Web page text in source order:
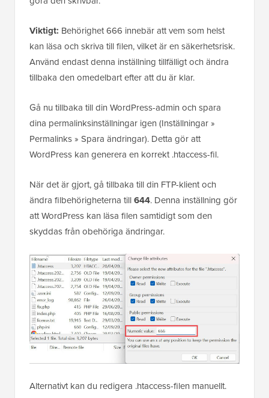
Viktigt: Behörighet 666 innebär att vem som helst
kan läsa och skriva till filen, vilket är en säkerhetsrisk.
Använd endast denna inställning tillfälligt och ändra
tillbaka den omedelbart efter att du är klar.
Gå nu tillbaka till din WordPress-admin och spara
dina permalinksinställningar igen (Inställningar »
Permalinks » Spara ändringar). Detta gör att
WordPress kan generera en korrekt .htaccess-fil.
När det är gjort, gå tillbaka till din FTP-klient och
ändra filbehörigheterna till644. Denna inställning gör
att WordPress kan läsa filen samtidigt som den
skyddas från obehöriga ändringar.
Alternativt kan du redigera .htaccess-filen manuellt.